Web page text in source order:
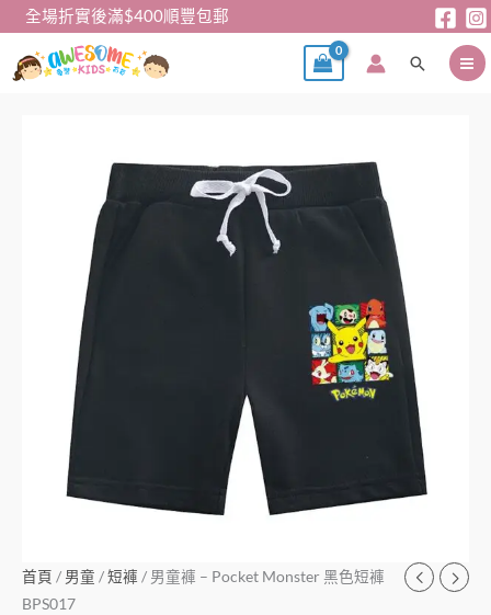
全場折實後滿$400順豐包郵
搜
首頁 / 男童 /短褲 / 男童褲 – Pocket Monster 黑色短褲
BPS017
BPS017